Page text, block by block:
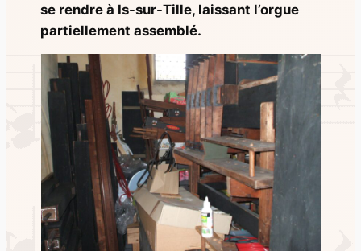
se rendre à Is-sur-Tille, laissant l’orgue
partiellement assemblé.